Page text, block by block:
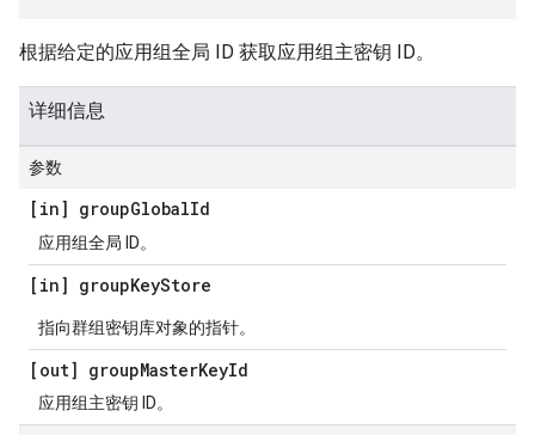
根据给定的应用组全局 ID 获取应用组主密钥 ID。
详细信息
参数
[in] groupGlobalId
应用组全局 ID。
[in] groupKeyStore
指向群组密钥库对象的指针。
[out] groupMasterKeyId
应用组主密钥 ID。